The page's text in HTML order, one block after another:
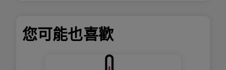
您可能也喜歡